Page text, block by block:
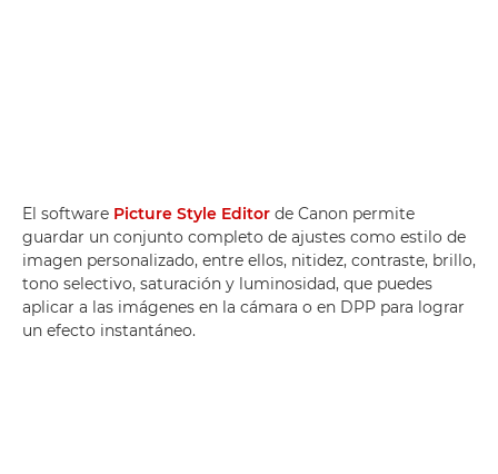
El software Picture Style Editor de Canon permite
guardar un conjunto completo de ajustes como estilo de
imagen personalizado, entre ellos, nitidez, contraste, brillo,
tono selectivo, saturación y luminosidad, que puedes
aplicar a las imágenes en la cámara o en DPP para lograr
un efecto instantáneo.